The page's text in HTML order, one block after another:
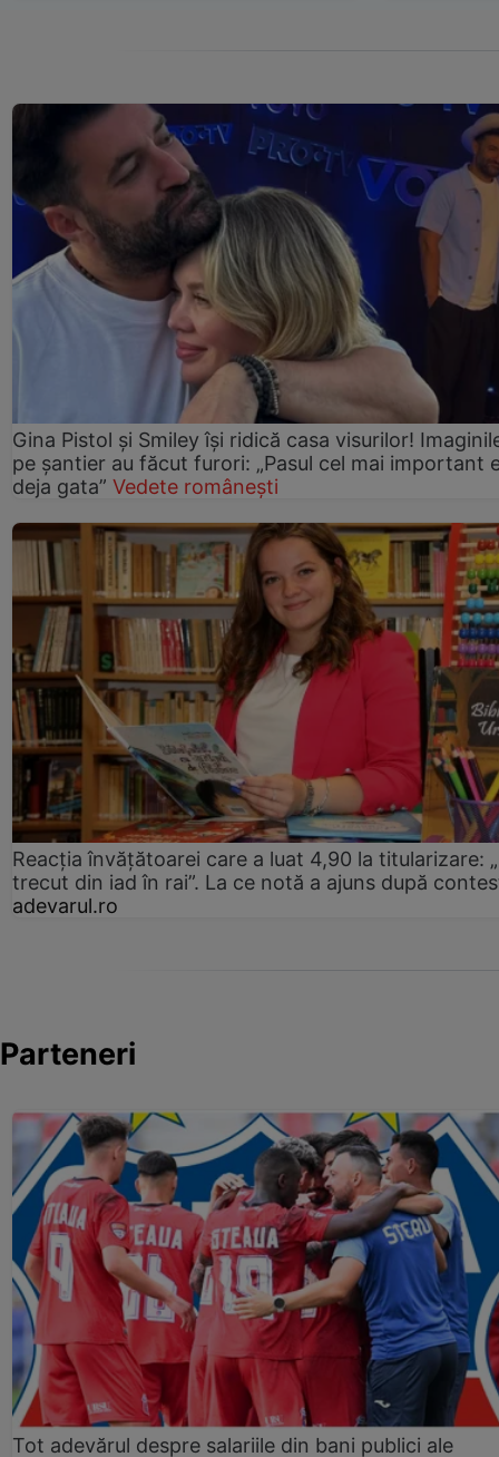
Gina Pistol și Smiley își ridică casa visurilor!
pe șantier au făcut furori: „Pasul cel mai important
deja gata” Vedete românești
Reacția învățătoarei care a luat 4,90 la titularizare:
trecut din iad în rai”. La ce notă a ajuns după
adevarul.ro
Parteneri
Tot adevărul despre salariile din bani publici ale